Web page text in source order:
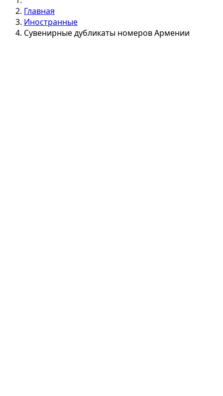
Главная
Иностранные
Сувенирные дубликаты номеров Армении